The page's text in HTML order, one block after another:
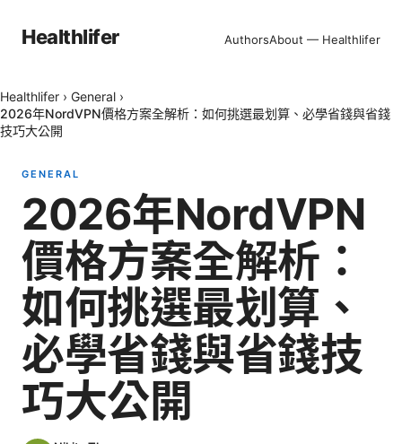
Healthlifer AuthorsAbout — Healthlifer
Healthlifer › General ›
2026年NordVPN價格方案全解析：如何挑選最划算、必學省錢與省錢
技巧大公開
GENERAL
2026年NordVPN
價格方案全解析：
如何挑選最划算、
必學省錢與省錢技
巧大公開